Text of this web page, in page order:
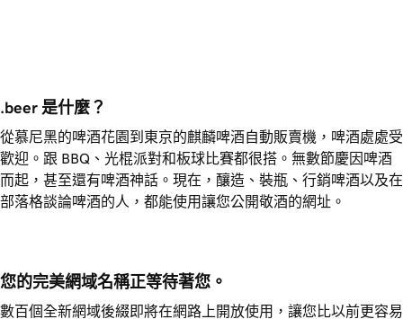
.beer 是什麼？
從慕尼黑的啤酒花園到東京的麒麟啤酒自動販賣機，啤酒處處受
歡迎。跟 BBQ、光棍派對和板球比賽都很搭。無數節慶因啤酒
而起，甚至還有啤酒神話。現在，釀造、裝瓶、行銷啤酒以及在
部落格談論啤酒的人，都能使用讓您公開敬酒的網址。
您的完美網域名稱正等待著您。
數百個全新網域後綴即將在網路上開放使用，讓您比以前更容易